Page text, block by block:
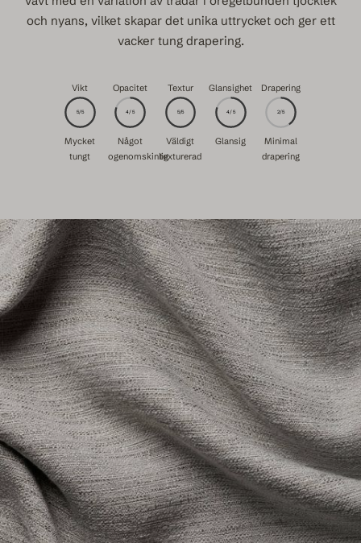
och nyans, vilket skapar det unika uttrycket och ger ett
vacker tung drapering.
Vikt
5/5
Mycket
tungt
Opacitet
4/5
Något
ogenomskinlig
Textur
5/5
Väldigt
texturerad
Glansighet
4/5
Glansig
Drapering
2/5
Minimal
drapering